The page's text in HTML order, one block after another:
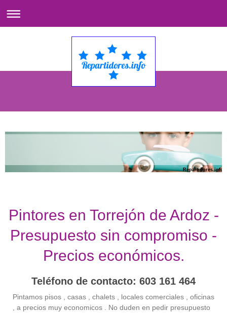
Repartidores.info
Pintores en Torrejón de Ardoz -
Presupuesto sin compromiso -
Precios económicos.
Teléfono de contacto: 603 161 464
Pintamos pisos , casas , chalets , locales comerciales , oficinas
, a precios muy economicos . No duden en pedir presupuesto